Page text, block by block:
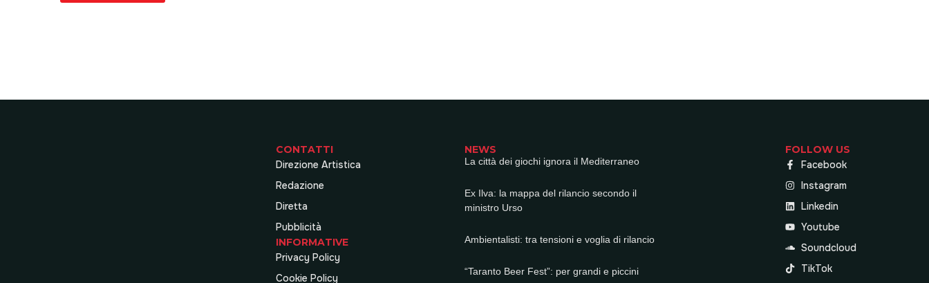
CONTATTI
Direzione Artistica
Redazione
Diretta
Pubblicità
INFORMATIVE
Privacy Policy
Cookie Policy
NEWS
La città dei giochi ignora il Mediterraneo
Ex Ilva: la mappa del rilancio secondo il
ministro Urso
Ambientalisti: tra tensioni e voglia di rilancio
“Taranto Beer Fest”: per grandi e piccini
FOLLOW US
Facebook
Instagram
Linkedin
Youtube
Soundcloud
TikTok